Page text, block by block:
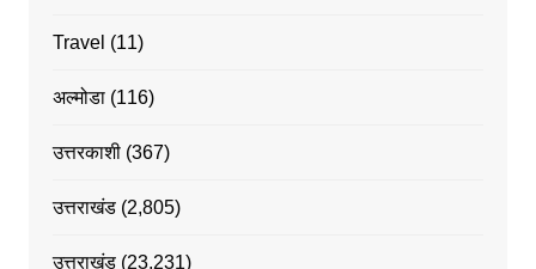
Travel (11)
अल्मोडा(116)
उत्तरकाशी(367)
उत्तराखंड(2,805)
उत्तराखंड(23,231)